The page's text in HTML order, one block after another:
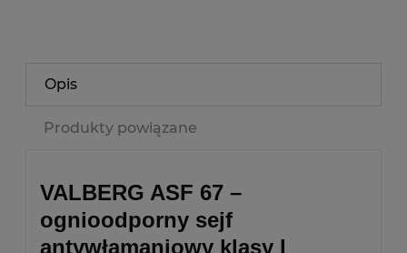
Opis
Produkty powiązane
VALBERG ASF 67 –
ognioodporny sejf
antywłamaniowy klasy I